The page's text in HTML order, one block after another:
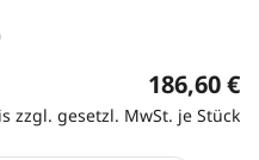
186,60 €
zzgl. gesetzl. MwSt. je Stück